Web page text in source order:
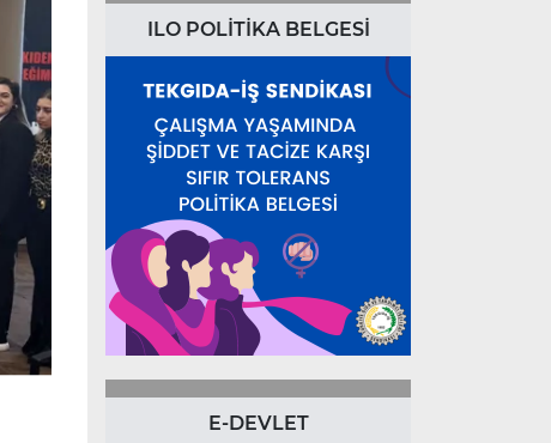
ILO POLİTİKA BELGESİ
E-DEVLET